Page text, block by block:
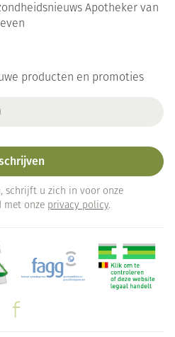
Apotheker van
producten en promoties
schrijft u zich in voor onze
met onze privacy policy.